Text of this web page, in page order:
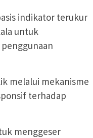
indikator terukur
untuk
melalui mekanisme
terhadap
menggeser